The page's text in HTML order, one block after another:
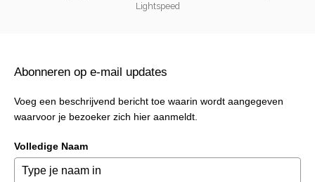
Lightspeed
Abonneren op e-mail updates
Voeg een beschrijvend bericht toe waarin wordt aangegeven
waarvoor je bezoeker zich hier aanmeldt.
Volledige Naam